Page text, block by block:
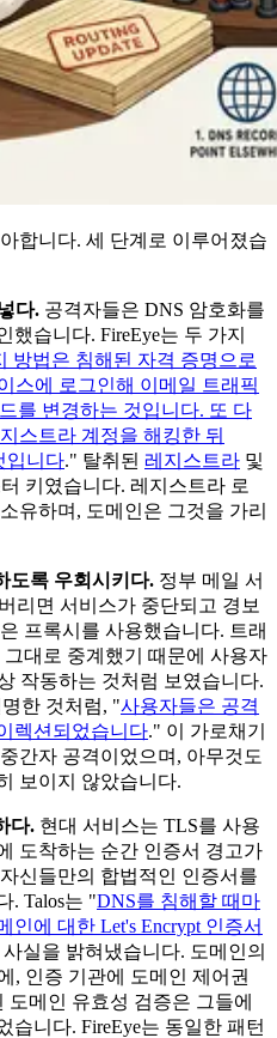
합니다. 세 단계로 이루어졌습
다. 공격자들은 DNS 암호화를
습니다. FireEye는 두 가지
방법은 침해된 자격 증명으로
스에 로그인해 이메일 트래픽
를 변경하는 것입니다. 또 다
스트라 계정을 해킹한 뒤
입니다." 탈취된 레지스트라 및
키였습니다. 레지스트라 로
유하며, 도메인은 그것을 가리
도록 우회시키다. 정부 메일 서
리면 서비스가 중단되고 경보
프록시를 사용했습니다. 트래
대로 중계했기 때문에 사용자
작동하는 것처럼 보였습니다.
한 것처럼, "사용자들은 공격
렉션되었습니다." 이 가로채기
간자 공격이었으며, 아무것도
보이지 않았습니다.
다. 현대 서비스는 TLS를 사용
도착하는 순간 인증서 경고가
신들만의 합법적인 인증서를
. Talos는 "DNS를 침해할 때마
에 대한 Let's Encrypt 인증서
실을 밝혀냈습니다. 도메인의
, 인증 기관에 도메인 제어권
메인 유효성 검증은 그들에
니다. FireEye는 동일한 패턴